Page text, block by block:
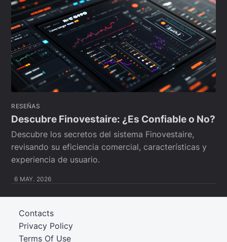
RESEÑAS
Descubre Finovestaire: ¿Es Confiable o No?
Descubre los secretos del sistema Finovestaire,
revisando su eficiencia comercial, características y
experiencia de usuario.
6 MAY. 2026
Terms Of Use
Privacy Policy
Contacts